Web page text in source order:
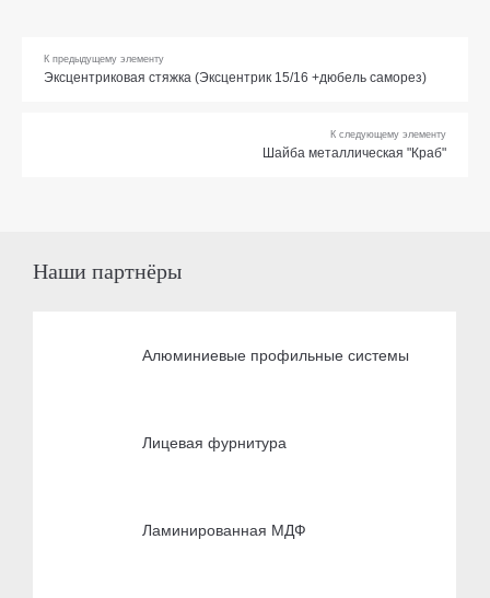
К предыдущему элементу
Эксцентриковая стяжка (Эксцентрик 15/16 +дюбель саморез)
К следующему элементу
Шайба металлическая "Краб"
Наши партнёры
Алюминиевые профильные системы
Лицевая фурнитура
Ламинированная МДФ